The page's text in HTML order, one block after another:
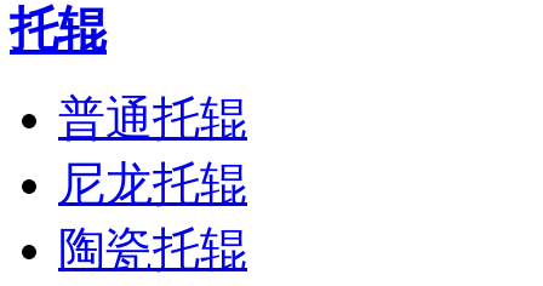
托辊
普通托辊
尼龙托辊
陶瓷托辊